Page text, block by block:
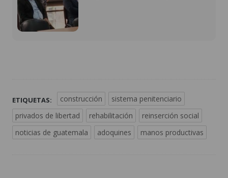
ETIQUETAS: construcción
sistema penitenciario
privados de libertad
rehabilitación
reinserción social
noticias de guatemala
adoquines manos productivas